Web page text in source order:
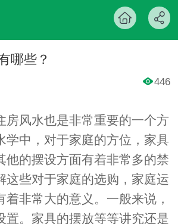
哪些？
446
房风水也是非常重要的一个方
学中，对于家庭的方位，家具
他的摆设方面有着非常多的禁
这些对于家庭的选购，家庭运
着非常大的意义。一般来说，
置。家具的摆放等等讲究还是